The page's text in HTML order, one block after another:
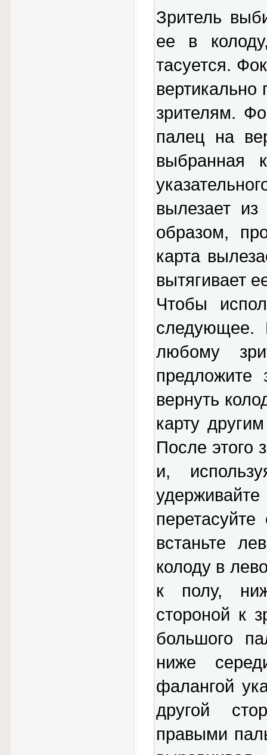
Зритель
ее в
тасуется.
зрителям.
палец на
выбранная
вылезает
образом,
карта
вытягивает
Чтобы
следующее.
любому
предложите
вернуть
карту
После этого
и,
встаньте
колоду в
к полу,
стороной к
большого
ниже
фалангой
другой
правыми